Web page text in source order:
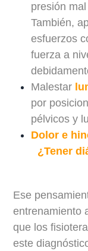
presión
También,
esfuerzos
fuerza a
Malestar
por
pélvicos y
Dolor e
¿Tener
Ese
entrenamiento
que los
este